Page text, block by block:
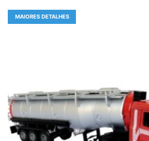
MAIORES DETALHES